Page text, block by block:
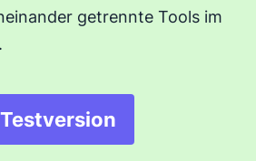
getrennte Tools im
In neuem Fenster öffnen